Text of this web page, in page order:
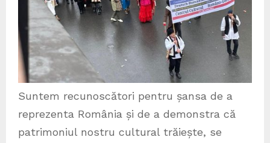
Suntem recunoscători pentru șansa de a
reprezenta România și de a demonstra că
patrimoniul nostru cultural trăiește, se